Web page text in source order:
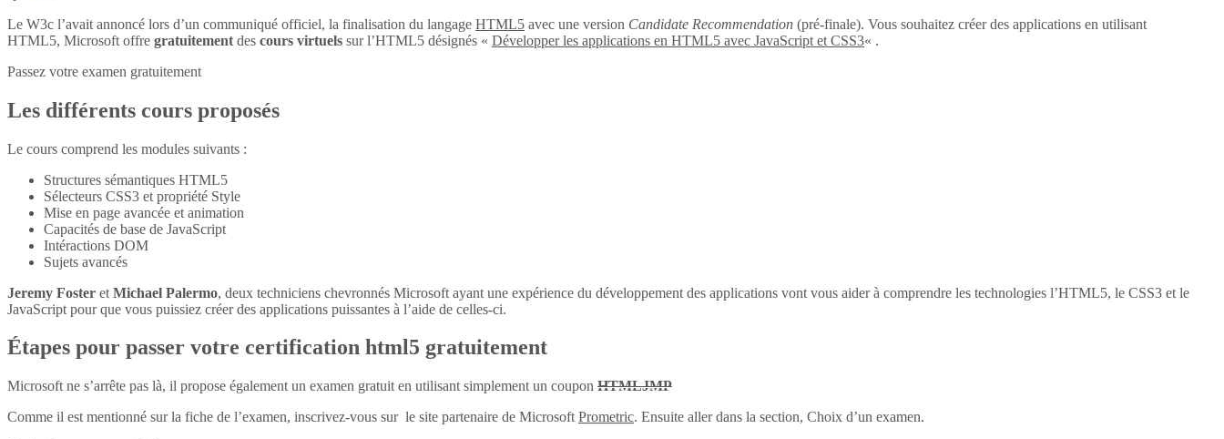
Le W3c l’avait annoncé lors d’un communiqué officiel, la finalisation du langage HTML5 avec une version Candidate Recommendation (pré-finale). Vous souhaitez créer des applications en utilisant
HTML5, Microsoft offre gratuitement des cours virtuels sur l’HTML5 désignés « Développer les applications en HTML5 avec JavaScript et CSS3« .
Passez votre examen gratuitement
Les différents cours proposés
Le cours comprend les modules suivants :
Structures sémantiques HTML5
Sélecteurs CSS3 et propriété Style
Mise en page avancée et animation
Capacités de base de JavaScript
Intéractions DOM
Sujets avancés
Jeremy Foster et Michael Palermo, deux techniciens chevronnés Microsoft ayant une expérience du développement des applications vont vous aider à comprendre les technologies l’HTML5, le CSS3 et le
JavaScript pour que vous puissiez créer des applications puissantes à l’aide de celles-ci.
Étapes pour passer votre certification html5 gratuitement
Microsoft ne s’arrête pas là, il propose également un examen gratuit en utilisant simplement un coupon HTMLJMP
Comme il est mentionné sur la fiche de l’examen, inscrivez-vous sur le site partenaire de Microsoft Prometric. Ensuite aller dans la section, Choix d’un examen.